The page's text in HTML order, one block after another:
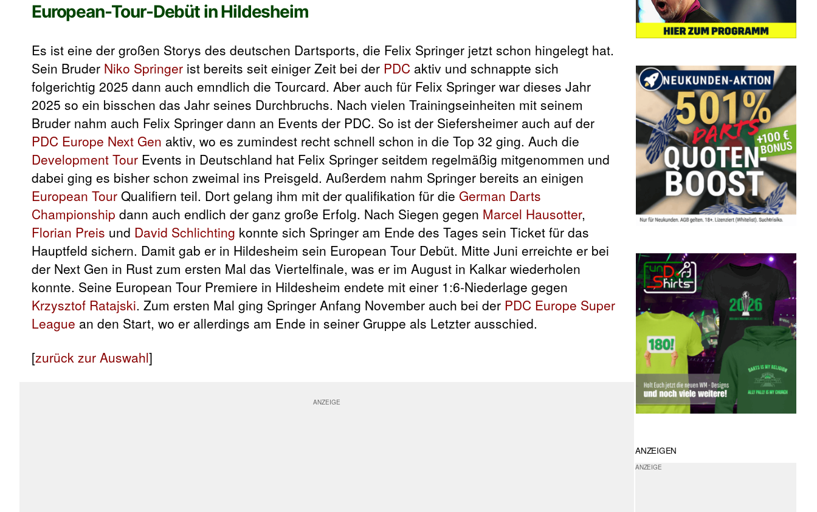
European-Tour-Debüt in Hildesheim
Es ist eine der großen Storys des deutschen Dartsports, die Felix Springer jetzt schon hingelegt hat.
Sein Bruder Niko Springer ist bereits seit einiger Zeit bei der PDC aktiv und schnappte sich
folgerichtig 2025 dann auch emndlich die Tourcard. Aber auch für Felix Springer war dieses Jahr
2025 so ein bisschen das Jahr seines Durchbruchs. Nach vielen Trainingseinheiten mit seinem
Bruder nahm auch Felix Springer dann an Events der PDC. So ist der Siefersheimer auch auf der
PDC Europe Next Gen aktiv, wo es zumindest recht schnell schon in die Top 32 ging. Auch die
Development Tour Events in Deutschland hat Felix Springer seitdem regelmäßig mitgenommen und
dabei ging es bisher schon zweimal ins Preisgeld. Außerdem nahm Springer bereits an einigen
European Tour Qualifiern teil. Dort gelang ihm mit der qualifikation für die German Darts
Championship dann auch endlich der ganz große Erfolg. Nach Siegen gegen Marcel Hausotter,
Florian Preis und David Schlichting konnte sich Springer am Ende des Tages sein Ticket für das
Hauptfeld sichern. Damit gab er in Hildesheim sein European Tour Debüt. Mitte Juni erreichte er bei
der Next Gen in Rust zum ersten Mal das Viertelfinale, was er im August in Kalkar wiederholen
konnte. Seine European Tour Premiere in Hildesheim endete mit einer 1:6-Niederlage gegen
Krzysztof Ratajski. Zum ersten Mal ging Springer Anfang November auch bei der PDC Europe Super
League an den Start, wo er allerdings am Ende in seiner Gruppe als Letzter ausschied.
[zurück zur Auswahl]
ANZEIGEN